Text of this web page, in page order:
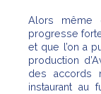
Alors même
progresse
et que l’on a
production
des accords
instaurant au